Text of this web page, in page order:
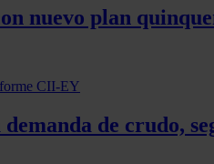
nuevo plan
de crudo,